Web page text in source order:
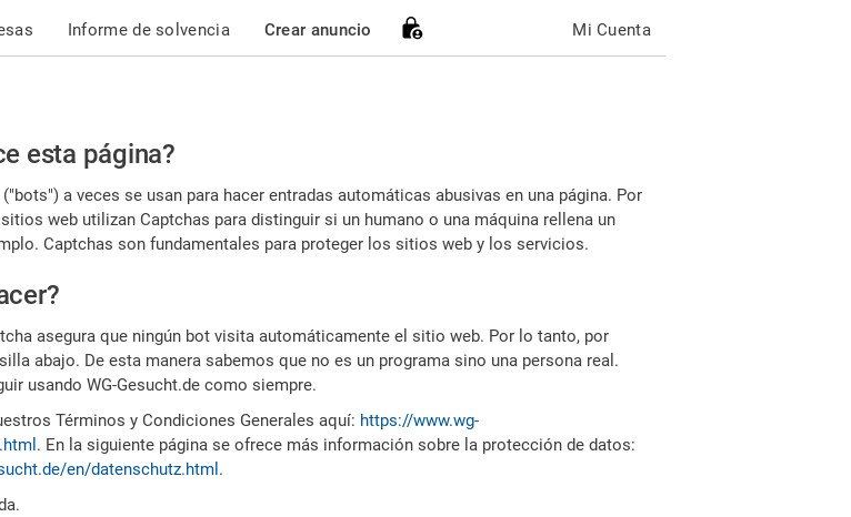
Informe de solvencia Crear anuncio Mi Cuenta
esta página?
a veces se usan para hacer entradas automáticas abusivas en una página. Por
web utilizan Captchas para distinguir si un humano o una máquina rellena un
Captchas son fundamentales para proteger los sitios web y los servicios.
asegura que ningún bot visita automáticamente el sitio web. Por lo tanto, por
abajo. De esta manera sabemos que no es un programa sino una persona real.
usando WG-Gesucht.de como siempre.
Términos y Condiciones Generales aquí: https://www.wg-
. En la siguiente página se ofrece más información sobre la protección de datos:
en/datenschutz.html .